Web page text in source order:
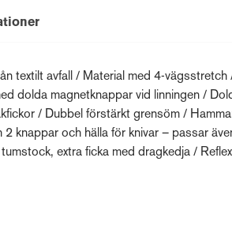
textilt avfall / Material med 4-
dolda magnetknappar vid linningen /
/ Dubbel förstärkt grensöm /
2 knappar och hälla för knivar – passar
extra ficka med dragkedja /